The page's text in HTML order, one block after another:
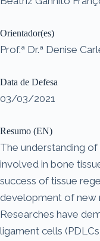
Orientador(es)
Prof.ª Dr.ª Denise
Data de Defesa
03/03/2021
Resumo (EN)
The understanding
involved in bone
success of tissue
development of new
Researches have
ligament cells